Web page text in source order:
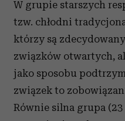
W grupie starszych
tzw. chłodni
którzy są
związków otwartych,
jako sposobu
związek to
Równie silna grupa